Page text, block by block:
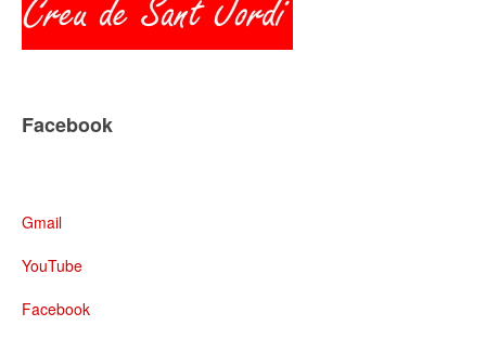
Facebook
Gmail
YouTube
Facebook